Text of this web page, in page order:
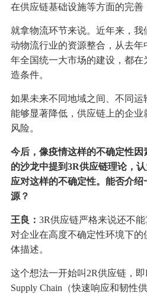
在供应链基础设施等方面的完善
就拿物流环节来说。近年来，
动物流行业的资源整合，从去
年全国统一大市场的建设，都在
造条件。
如果未来不同地域之间、不同
能够显著降低，供应链上的企
风险。
今后，像疫情这样的不确定性
的沙龙中提到3R供应链理论，
应对这样的不确定性。能否介
源？
王良： 3R供应链严格来说还不
对企业在高度不确定性环境下
体描述。
这个想法一开始叫2R供应链，即
Supply Chain（快速响应和韧性